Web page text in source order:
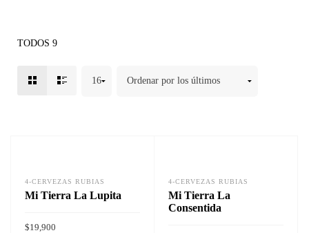
TODOS 9
4-CERVEZAS RUBIAS
Mi Tierra La Lupita
$19,900
4-CERVEZAS RUBIAS
Mi Tierra La
Consentida